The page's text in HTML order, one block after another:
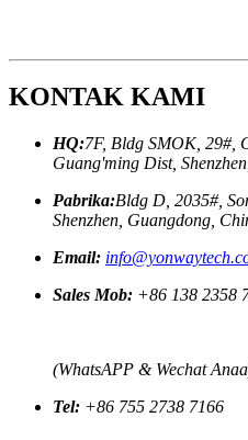
KONTAK KAMI
HQ:7F, Bldg SMOK, 29#,
Guang'ming Dist,
Pabrika:Bldg D, 2035#,
Shenzhen, Guangdong,
Email:
Sales Mob: +86 138 2358
(WhatsAPP & Wechat
Tel: +86 755 2738 7166